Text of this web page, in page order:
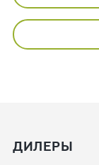
ДИЛЕРЫ